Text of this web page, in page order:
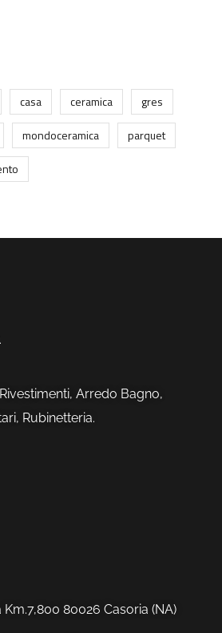
casa ceramica
gres
mondoceramica
parquet
Arredo Bagno,
Rubinetteria.
Km.7,800 80026 Casoria (NA)